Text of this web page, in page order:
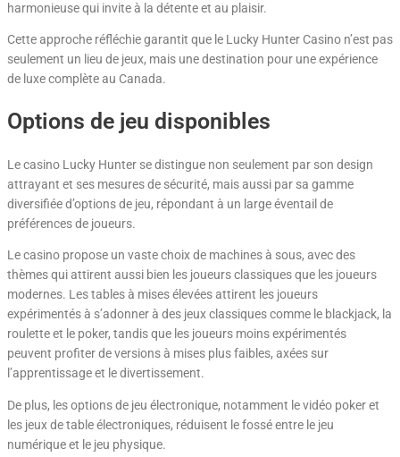
harmonieuse qui invite à la détente et au plaisir.
Cette approche réfléchie garantit que le Lucky Hunter Casino n’est pas
seulement un lieu de jeux, mais une destination pour une expérience
de luxe complète au Canada.
Options de jeu disponibles
Le casino Lucky Hunter se distingue non seulement par son design
attrayant et ses mesures de sécurité, mais aussi par sa gamme
diversifiée d’options de jeu, répondant à un large éventail de
préférences de joueurs.
Le casino propose un vaste choix de machines à sous, avec des
thèmes qui attirent aussi bien les joueurs classiques que les joueurs
modernes. Les tables à mises élevées attirent les joueurs
expérimentés à s’adonner à des jeux classiques comme le blackjack, la
roulette et le poker, tandis que les joueurs moins expérimentés
peuvent profiter de versions à mises plus faibles, axées sur
l’apprentissage et le divertissement.
De plus, les options de jeu électronique, notamment le vidéo poker et
les jeux de table électroniques, réduisent le fossé entre le jeu
numérique et le jeu physique.